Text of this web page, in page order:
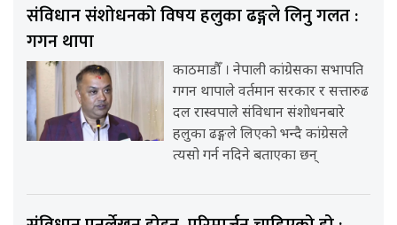
संविधान संशोधनको विषय हलुका ढङ्गले लिनु गलत :
गगन थापा
काठमाडौँ । नेपाली कांग्रेसका सभापति
गगन थापाले वर्तमान सरकार र सत्तारुढ
दल रास्वपाले संविधान संशोधनबारे
हलुका ढङ्गले लिएको भन्दै कांग्रेसले
त्यसो गर्न नदिने बताएका छन्